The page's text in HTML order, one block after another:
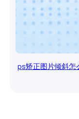
ps矫正图片倾斜